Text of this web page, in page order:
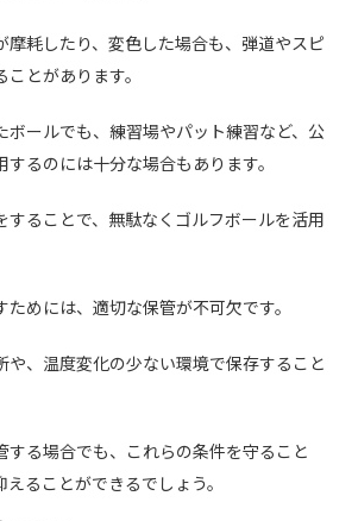
摩耗したり、変色した場合も、弾道やスピ
とがあります。
ボールでも、練習場やパット練習など、公
るのには十分な場合もあります。
することで、無駄なくゴルフボールを活用
めには、適切な保管が不可欠です。
や、温度変化の少ない環境で保存すること
する場合でも、これらの条件を守ること
ることができるでしょう。